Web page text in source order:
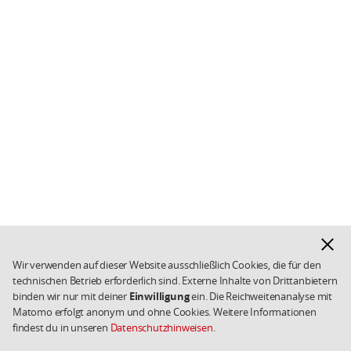
Wir verwenden auf dieser Website ausschließlich Cookies, die für den
technischen Betrieb erforderlich sind. Externe Inhalte von Drittanbietern
binden wir nur mit deiner Einwilligungein. Die Reichweitenanalyse mit
Matomo erfolgt anonym und ohne Cookies. Weitere Informationen
findest du in unseren Datenschutzhinweisen.